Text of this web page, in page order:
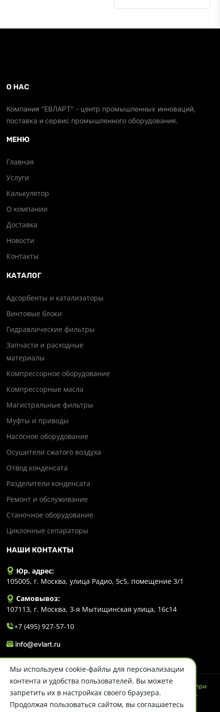
О НАС
Компания "ЕВЛАРТ" - центр промышленных инноваций,
поставка и сервис промышленного оборудования.
МЕНЮ
Главная
Услуги
Калькулятор
О компании
Доставка
Новости
Контакты
КАТАЛОГ
Адсорбенты и катализаторы
Винтовые блоки
Гидравлические фильтры
Запчасти и расходные
материалы
Компрессорное оборудование
Компрессорные масла
Магистральные фильтры
Муфты и приводы
Насосное оборудование
Осушители сжатого воздуха
Отвод конденсата
Разделители конденсата
Ремонт и обслуживание
Станочное оборудование
Циклонные сепараторы
НАШИ КОНТАКТЫ
Юр. адрес:
105005, г. Москва, улица Радио, 5с5, помещение 3/1
Самовывоз:
107113, г. Москва, 3-я Мытищинская улица, 16с14
+7 (495) 927-57-10
info@evlart.ru
© 2026 Evlart. Сайт несет информационный характер и ни при
каких обстоятельствах не является публичной офертой.
Политика конфиденциальности
Мы используем cookie-файлы для персонализации
контента и удобства пользователей. Вы можете
запретить их в настройках своего браузера.
Продолжая пользоваться сайтом, вы соглашаетесь